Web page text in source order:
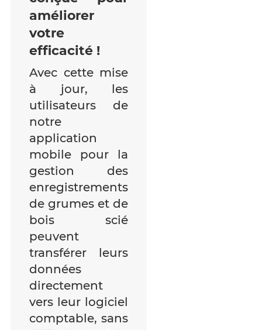
améliorer
votre
efficacité !
Avec cette mise
à jour, les
utilisateurs de
notre
application
mobile pour la
gestion des
enregistrements
de grumes et de
bois scié
peuvent
transférer leurs
données
directement
vers leur logiciel
comptable, sans